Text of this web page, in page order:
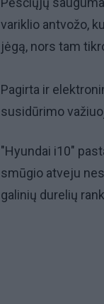
variklio antvožo,
jėgą, nors tam
Pagirta ir
susidūrimo
"Hyundai i10"
smūgio atveju
galinių durelių